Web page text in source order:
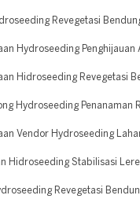
Revegetasi
Hydroseeding Penghijauan
Hidroseeding Revegetasi
Hydroseeding Penanaman
Vendor Hydroseeding
Hidroseeding Stabilisasi
Revegetasi